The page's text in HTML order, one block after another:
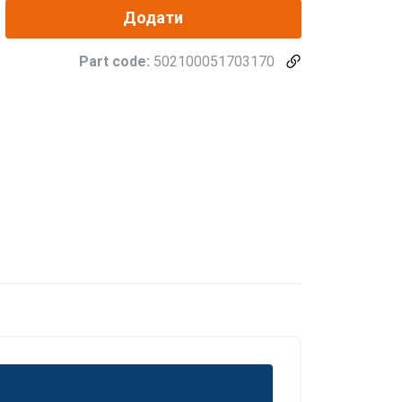
Додати
Part code: 502100051703170
zebrali w